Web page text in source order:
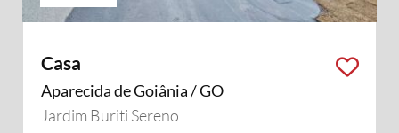
Casa
Aparecida de Goiânia / GO
Jardim Buriti Sereno